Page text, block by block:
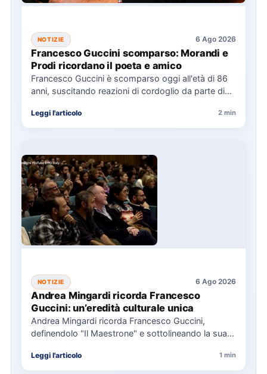
NOTIZIE 6 Ago 2026
Francesco Guccini scomparso: Morandi e
Prodi ricordano il poeta e amico
Francesco Guccini è scomparso oggi all'età di 86
anni, suscitando reazioni di cordoglio da parte di
Leggi l'articolo 2 min
NOTIZIE 6 Ago 2026
Andrea Mingardi ricorda Francesco
Guccini: un’eredità culturale unica
Andrea Mingardi ricorda Francesco Guccini,
definendolo "Il Maestrone" e sottolineando la sua
Leggi l'articolo 1 min